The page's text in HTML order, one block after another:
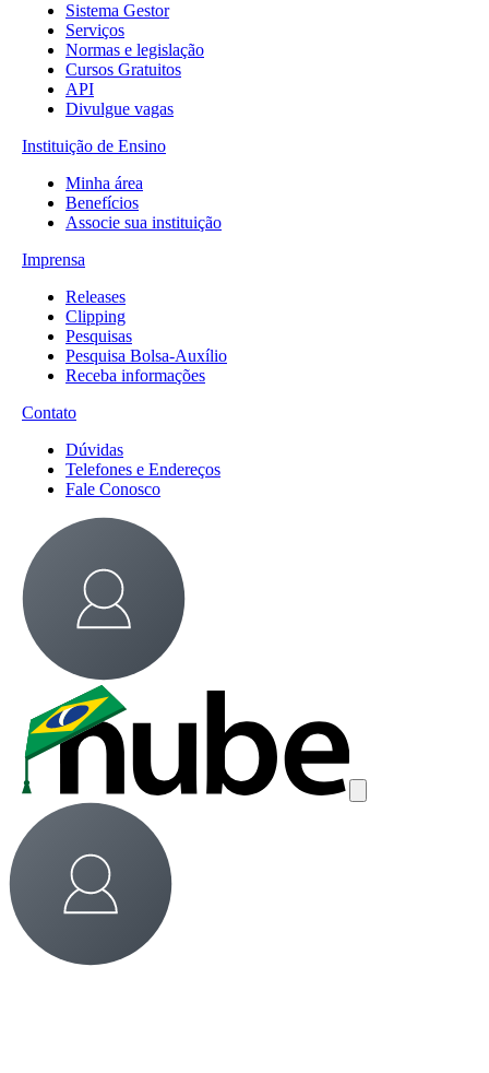
Sistema Gestor
Serviços
Normas e legislação
Cursos Gratuitos
API
Divulgue vagas
Instituição de Ensino
Minha área
Benefícios
Associe sua instituição
Imprensa
Releases
Clipping
Pesquisas
Pesquisa Bolsa-Auxílio
Receba informações
Contato
Dúvidas
Telefones e Endereços
Fale Conosco